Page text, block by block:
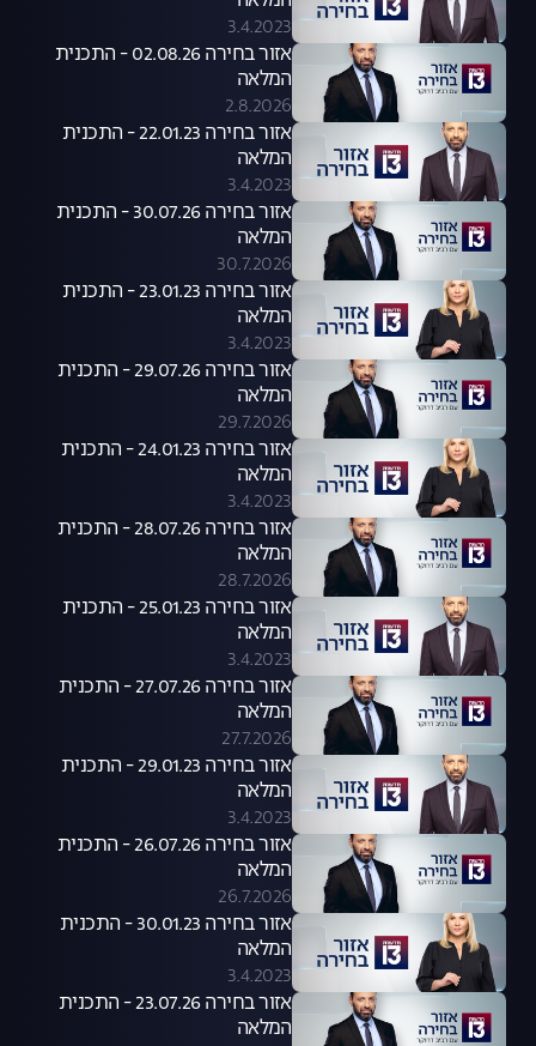
3.4.2023
אזור בחירה 02.08.26 - התכנית
המלאה
2.8.2026
אזור בחירה 22.01.23 - התכנית
המלאה
3.4.2023
אזור בחירה 30.07.26 - התכנית
המלאה
30.7.2026
אזור בחירה 23.01.23 - התכנית
המלאה
3.4.2023
אזור בחירה 29.07.26 - התכנית
המלאה
29.7.2026
אזור בחירה 24.01.23 - התכנית
המלאה
3.4.2023
אזור בחירה 28.07.26 - התכנית
המלאה
28.7.2026
אזור בחירה 25.01.23 - התכנית
המלאה
3.4.2023
אזור בחירה 27.07.26 - התכנית
המלאה
27.7.2026
אזור בחירה 29.01.23 - התכנית
המלאה
3.4.2023
אזור בחירה 26.07.26 - התכנית
המלאה
26.7.2026
אזור בחירה 30.01.23 - התכנית
המלאה
3.4.2023
אזור בחירה 23.07.26 - התכנית
המלאה